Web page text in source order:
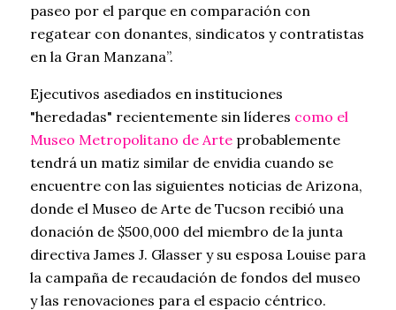
paseo por el parque en comparación con
regatear con donantes, sindicatos y contratistas
en la Gran Manzana”.
Ejecutivos asediados en instituciones
"heredadas" recientemente sin líderes como el
Museo Metropolitano de Arteprobablemente
tendrá un matiz similar de envidia cuando se
encuentre con las siguientes noticias de Arizona,
donde el Museo de Arte de Tucson recibió una
donación de $500,000 del miembro de la junta
directiva James J. Glasser y su esposa Louise para
la campaña de recaudación de fondos del museo
y las renovaciones para el espacio céntrico.